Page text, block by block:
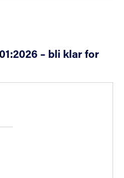
– bli klar for